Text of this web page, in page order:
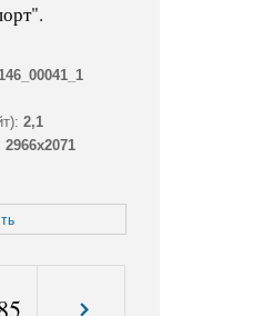
2,1
2966x2071